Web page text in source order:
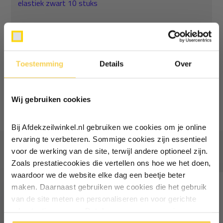
Toestemming Details Over
Wij gebruiken cookies
Bij Afdekzeilwinkel.nl gebruiken we cookies om je online
ervaring te verbeteren. Sommige cookies zijn essentieel
voor de werking van de site, terwijl andere optioneel zijn.
Zoals prestatiecookies die vertellen ons hoe we het doen,
waardoor we de website elke dag een beetje beter
maken. Daarnaast gebruiken we cookies die het gebruik
van de site meten en personaliseren en voor gerichte
elastiek zwart 10 stuks
Normaal:
457,67
Je bespaart
22,98
Combideal:
434,69
Vaak samen gekocht
Ontvang €5,- korting!
Schrijf je in voor de nieuwsbrief en
Vul je e-mailadres in‍⁪⁪
Particulier Zakelijk
Inschrijven